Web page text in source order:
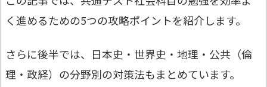
く進めるための5つの攻略ポイントを紹介します。
さらに後半では、日本史・世界史・地理・公共（倫
理・政経）の分野別の対策法もまとめています。